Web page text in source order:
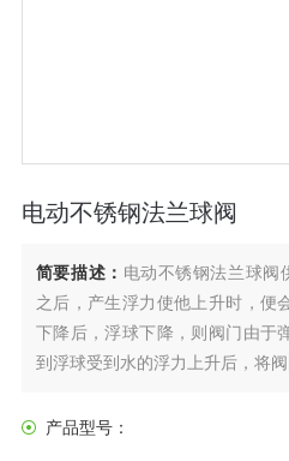
电动不锈钢法兰球阀
简要描述： 电动不锈钢法兰球阀
之后，产生浮力使他上升时，便
下降后，浮球下降，则阀门由于
到浮球受到水的浮力上升后，将阀
产品型号：